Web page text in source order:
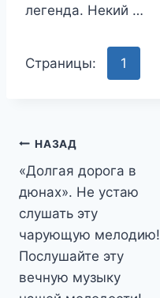
легенда. Некий …
Страницы: 1
Навигация
по
записям
НАЗАД
«Долгая дорога в
дюнах». Не устаю
слушать эту
чарующую мелодию!
Послушайте эту
вечную музыку